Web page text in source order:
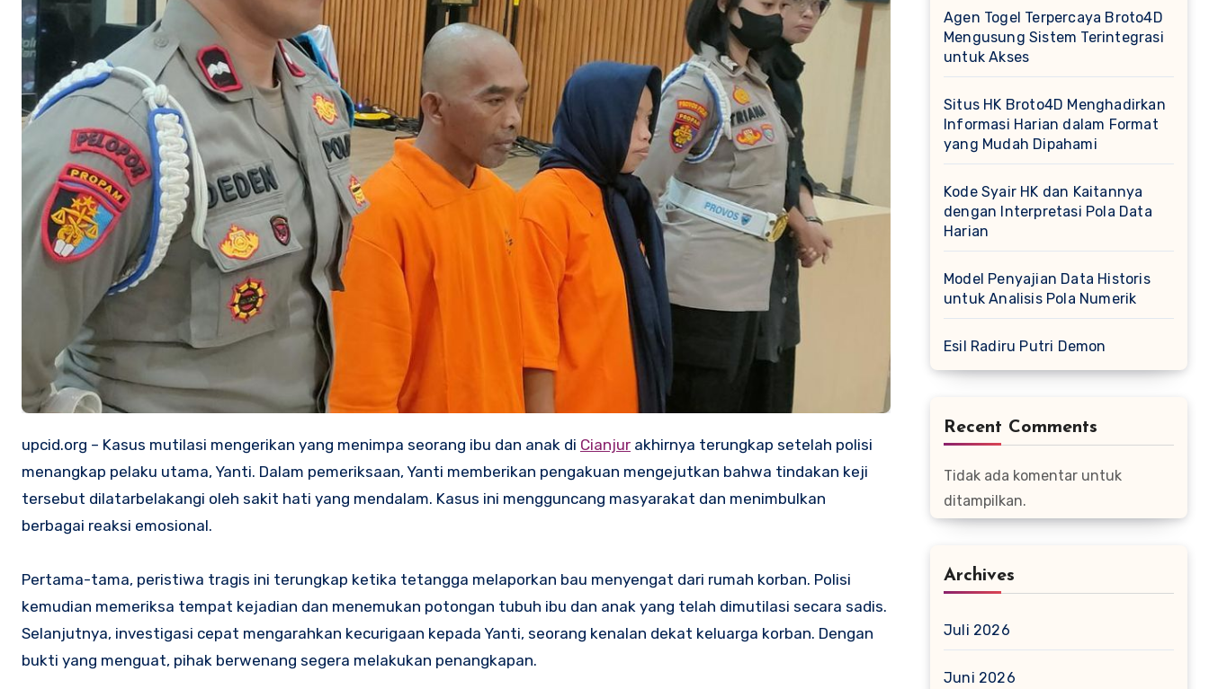
upcid.org – Kasus mutilasi mengerikan yang menimpa seorang ibu dan anak di Cianjur akhirnya terungkap setelah polisi
menangkap pelaku utama, Yanti. Dalam pemeriksaan, Yanti memberikan pengakuan mengejutkan bahwa tindakan keji
tersebut dilatarbelakangi oleh sakit hati yang mendalam. Kasus ini mengguncang masyarakat dan menimbulkan
berbagai reaksi emosional.
Pertama-tama, peristiwa tragis ini terungkap ketika tetangga melaporkan bau menyengat dari rumah korban. Polisi
kemudian memeriksa tempat kejadian dan menemukan potongan tubuh ibu dan anak yang telah dimutilasi secara sadis.
Selanjutnya, investigasi cepat mengarahkan kecurigaan kepada Yanti, seorang kenalan dekat keluarga korban. Dengan
bukti yang menguat, pihak berwenang segera melakukan penangkapan.
Agen Togel Terpercaya Broto4D
Mengusung Sistem Terintegrasi
untuk Akses
Situs HK Broto4D Menghadirkan
Informasi Harian dalam Format
yang Mudah Dipahami
Kode Syair HK dan Kaitannya
dengan Interpretasi Pola Data
Harian
Model Penyajian Data Historis
untuk Analisis Pola Numerik
Esil Radiru Putri Demon
Recent Comments
Tidak ada komentar untuk
ditampilkan.
Archives
Juli 2026
Juni 2026